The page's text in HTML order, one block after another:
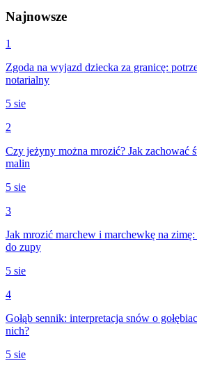
Najnowsze
1
Zgoda na wyjazd dziecka za granicę:
notarialny
5 sie
2
Czy jeżyny można mrozić? Jak zachować
malin
5 sie
3
Jak mrozić marchew i marchewkę na
do zupy
5 sie
4
Gołąb sennik: interpretacja snów o
nich?
5 sie